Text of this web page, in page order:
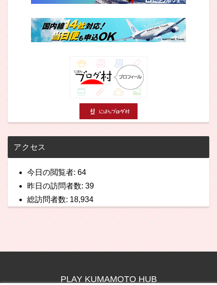
アクセス
今日の閲覧者: 64
昨日の訪問者数: 39
総訪問者数: 18,934
PLAY KUMAMOTO HUB